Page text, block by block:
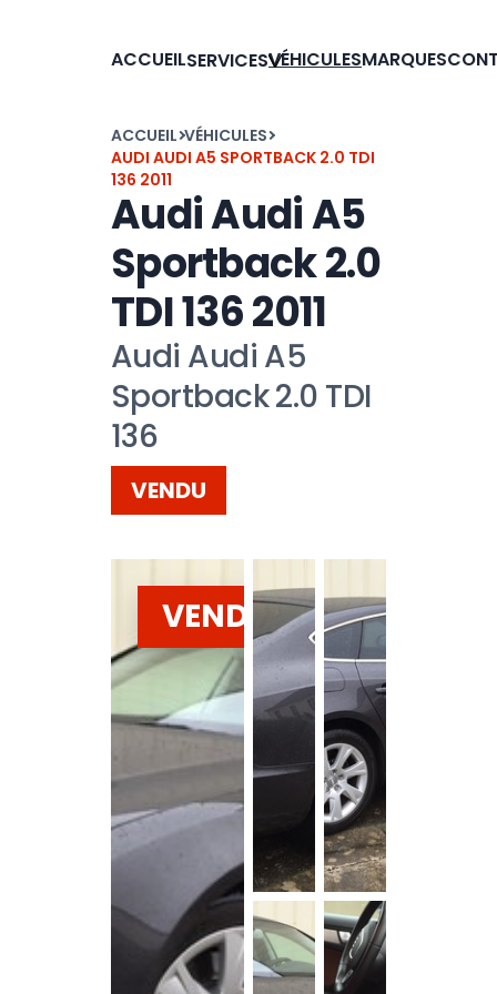
ACCUEILSERVICESVÉHICULESMARQUES
ACCUEIL VÉHICULES
AUDI AUDI A5 SPORTBACK 2.0 TDI
136 2011
Audi Audi A5
Sportback 2.0
TDI 136 2011
Audi Audi A5
Sportback 2.0 TDI
136
VENDU
VENDU